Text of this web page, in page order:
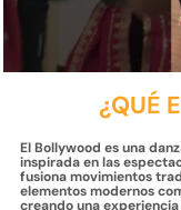
¿QUÉ
El Bollywood es una
inspirada en las
fusiona movimientos
elementos modernos
creando una